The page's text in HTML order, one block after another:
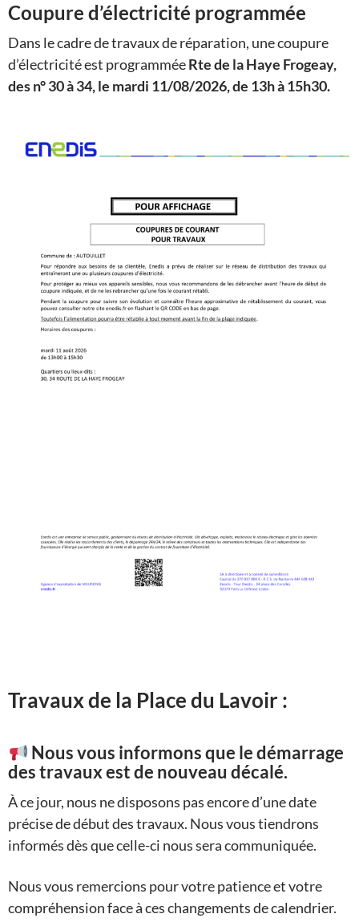
Coupure d’électricité programmée
Dans le cadre de travaux de réparation, une coupure
d’électricité est programméeRte de la Haye Frogeay,
des n° 30 à 34, le mardi 11/08/2026, de 13h à 15h30.
Travaux de la Place du Lavoir :
Nous vous informons que le démarrage
des travauxest de nouveau décalé.
À ce jour, nous ne disposons pas encore d’une date
précise de début des travaux. Nous vous tiendrons
informés dès que celle-ci nous sera communiquée.
Nous vous remercions pour votre patience et votre
compréhension face à ces changements de calendrier.